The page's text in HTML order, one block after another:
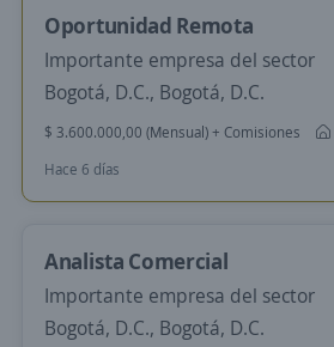
Oportunidad Remota
Importante empresa del sector
Bogotá, D.C., Bogotá, D.C.
$ 3.600.000,00 (Mensual) + Comisiones
Hace 6 días
Analista Comercial
Importante empresa del sector
Bogotá, D.C., Bogotá, D.C.